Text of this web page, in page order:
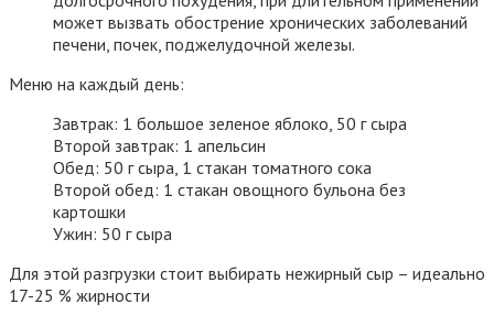
может вызвать обострение хронических заболеваний
печени, почек, поджелудочной железы.
Меню на каждый день:
Завтрак: 1 большое зеленое яблоко, 50 г сыра
Второй завтрак: 1 апельсин
Обед: 50 г сыра, 1 стакан томатного сока
Второй обед: 1 стакан овощного бульона без
картошки
Ужин: 50 г сыра
Для этой разгрузки стоит выбирать нежирный сыр – идеально
17-25 % жирности